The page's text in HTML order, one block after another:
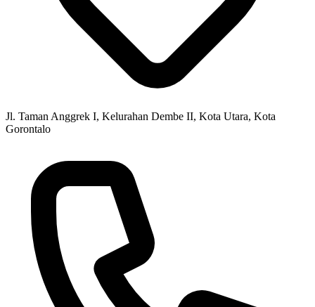
Jl. Taman Anggrek I, Kelurahan Dembe II, Kota Utara, Kota
Gorontalo